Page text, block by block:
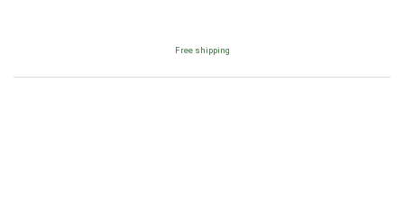
Free shipping